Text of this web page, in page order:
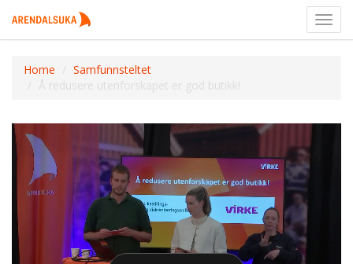
Home
Samfunnsteltet
Å redusere utenforskapet er god butikk!